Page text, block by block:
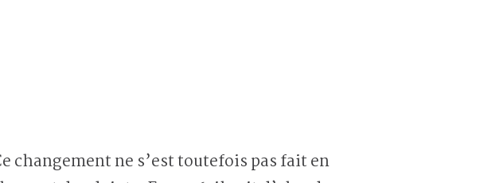
changement ne s’est toutefois pas fait en